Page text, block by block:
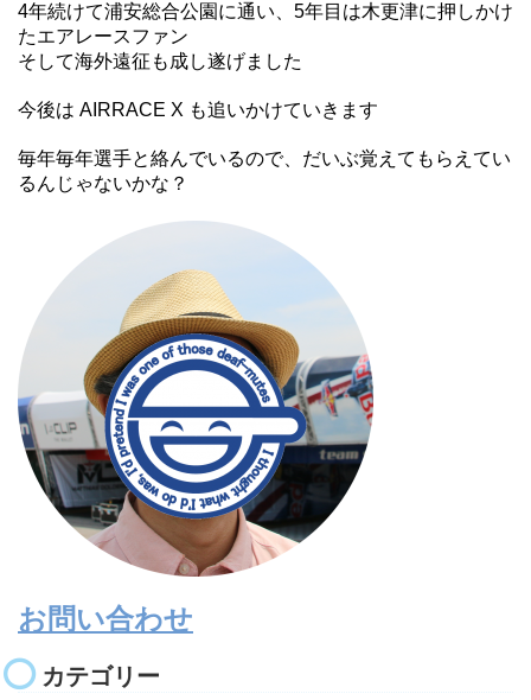
4年続けて浦安総合公園に通い、5年目は木更津に押しかけ
たエアレースファン
そして海外遠征も成し遂げました
今後は AIRRACE X も追いかけていきます
毎年毎年選手と絡んでいるので、だいぶ覚えてもらえてい
るんじゃないかな？
お問い合わせ
カテゴリー